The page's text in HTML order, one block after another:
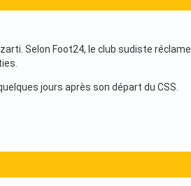
Selon Foot24, le club sudiste
jours après son départ du CSS.